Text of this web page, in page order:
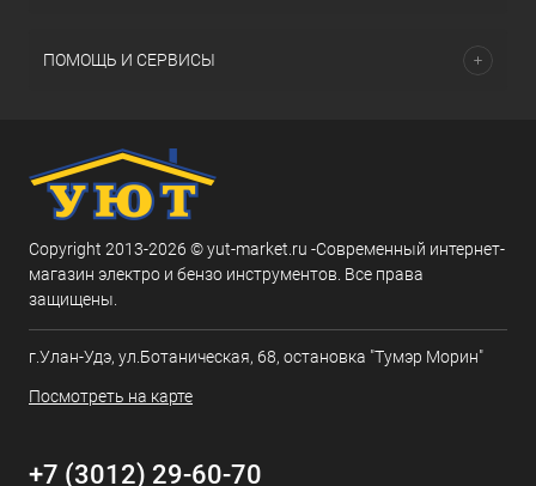
ПОМОЩЬ И СЕРВИСЫ
Copyright 2013-2026 © yut-market.ru -Современный интернет-
магазин электро и бензо инструментов. Все права
защищены.
г.Улан-Удэ, ул.Ботаническая, 68, остановка "Тумэр Морин"
Посмотреть на карте
+7 (3012) 29-60-70